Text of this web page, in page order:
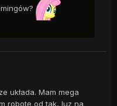
układa. Mam mega
robotę od tak, luz na